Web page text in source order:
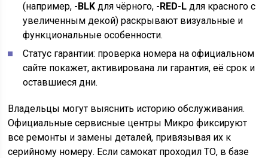
(например, -BLK для чёрного, -RED-L для красного с
увеличенным декой) раскрывают визуальные и
функциональные особенности.
Статус гарантии: проверка номера на официальном
сайте покажет, активирована ли гарантия, её срок и
оставшиеся дни.
Владельцы могут выяснить историю обслуживания.
Официальные сервисные центры Микро фиксируют
все ремонты и замены деталей, привязывая их к
серийному номеру. Если самокат проходил ТО, в базе